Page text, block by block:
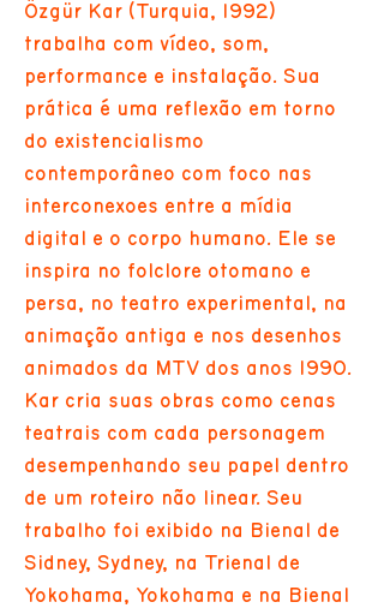
Özgür Kar (Turquia, 1992)
trabalha com vídeo, som,
performance e instalação. Sua
prática é uma reflexão em torno
do existencialismo
contemporâneo com foco nas
interconexões entre a mídia
digital e o corpo humano. Ele se
inspira no folclore otomano e
persa, no teatro experimental, na
animação antiga e nos desenhos
animados da MTV dos anos 1990.
Kar cria suas obras como cenas
teatrais com cada personagem
desempenhando seu papel dentro
de um roteiro não linear. Seu
trabalho foi exibido na Bienal de
Sidney, Sydney, na Trienal de
Yokohama, Yokohama e na Bienal